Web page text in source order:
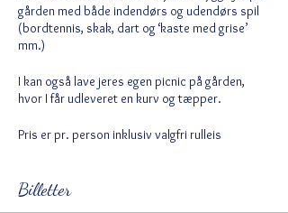
gården med både indendørs og udendørs spil
(bordtennis, skak, dart og ‘kaste med grise’
mm.)
I kan også lave jeres egen picnic på gården,
hvor I får udleveret en kurv og tæpper.
Pris er pr. person inklusiv valgfri rulleis
Billetter